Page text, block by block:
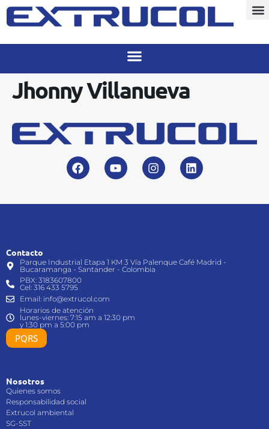
Jhonny Villanueva
Contacto
Parque Industrial Etapa 1 KM 3 Vía Palenque Café Madrid -
Bucaramanga - Santander - Colombia
PBX: 3183607800
Cel: 316 433 5795
Email: info@extrucol.com
Horarios de atención
lunes-viernes: 7:15 am a 12:30 pm
y 1:30 pm a 5:00 pm
PQRS
Nosotros
Quienes somos
Responsabilidad social
Extrucol ambiental
SG-SST